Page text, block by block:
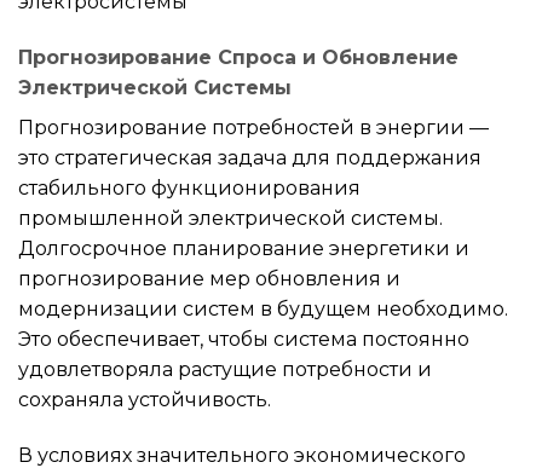
Прогнозирование Спроса и Обновление
Электрической Системы
Прогнозирование потребностей в энергии —
это стратегическая задача для поддержания
стабильного функционирования
промышленной электрической системы.
Долгосрочное планирование энергетики и
прогнозирование мер обновления и
модернизации систем в будущем необходимо.
Это обеспечивает, чтобы система постоянно
удовлетворяла растущие потребности и
сохраняла устойчивость.
В условиях значительного экономического